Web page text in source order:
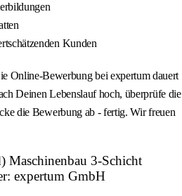
Kunden
Bewerbung bei expertum dauert
Deinen Lebenslauf hoch, überprüfe die
die Bewerbung ab - fertig. Wir freuen
Maschinenbau 3-Schicht
expertum GmbH